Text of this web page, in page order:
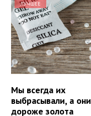
ЛУЧШЕЕ
Мы всегда их
выбрасывали, а они
дороже золота